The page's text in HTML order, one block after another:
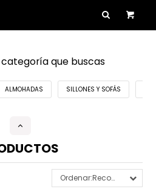
que buscas
ALMOHADAS SILLONES Y SOFÁS
Recomendados